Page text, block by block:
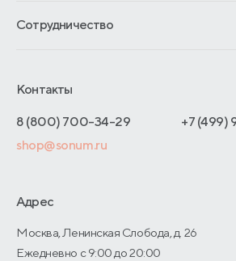
Отзывы покупателей
Обмен и возврат
Как оформить заказ
Адреса магазинов
Договор-оферты
Сотрудничество
Отельерам
Оптовые продажи
О производстве
Контакты
8 (800) 700-34-29
+7 (499)
shop@sonum.ru
Адрес
Москва, Ленинская Слобода, д. 26
Ежедневно с 9:00 до 20:00